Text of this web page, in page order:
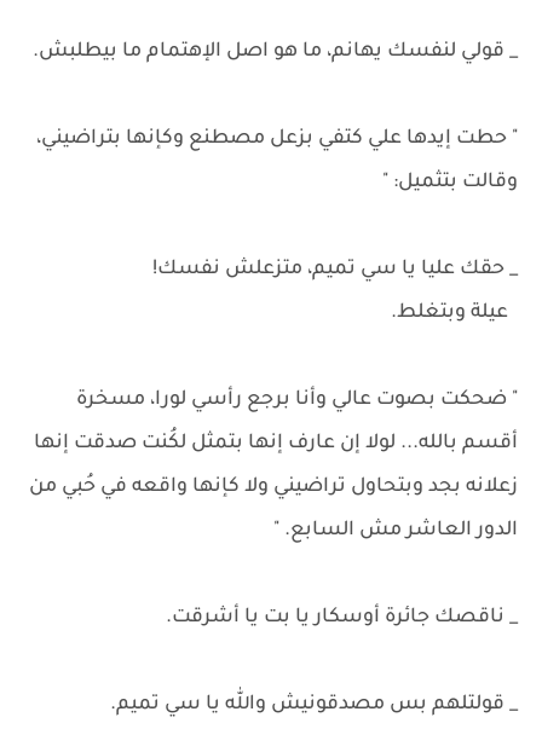
_ قولي لنفسك يهانم، ما هو اصل الإهتمام ما بيطلبش.
" حطت إيدها علي كتفي بزعل مصطنع وكإنها بتراضيني،
وقالت بتثميل: "
_ حقك عليا يا سي تميم، متزعلش نفسك!
عيلة وبتغلط.
" ضحكت بصوت عالي وأنا برجع رأسي لورا، مسخرة
أقسم بالله... لولا إن عارف إنها بتمثل لكُنت صدقت إنها
زعلانه بجد وبتحاول تراضيني ولا كإنها واقعه في حُبي من
الدور العاشر مش السابع. "
_ ناقصك جائرة أوسكار يا بت يا أشرقت.
_ قولتلهم بس مصدقونيش والله يا سي تميم.